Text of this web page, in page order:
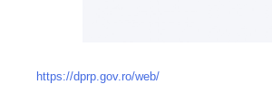
https://dprp.gov.ro/web/